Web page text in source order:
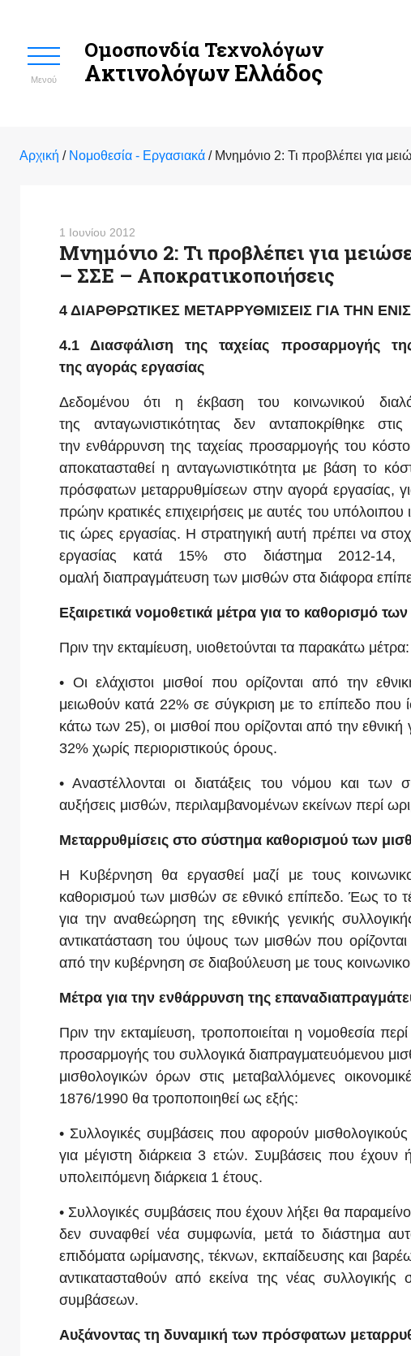
Μενού
Ομοσπονδία Τεχνολόγων
Ακτινολόγων Ελλάδος
Αρχική / Νομοθεσία - Εργασιακά / Μνημόνιο 2: Τι προβλέπει για
1 Ιουνίου 2012
Μνημόνιο 2: Τι προβλέπει για
– ΣΣΕ – Αποκρατικοποιήσεις
4 ΔΙΑΡΘΡΩΤΙΚΕΣ ΜΕΤΑΡΡΥΘΜΙΣΕΙΣ ΓΙΑ ΤΗΝ
4.1 Διασφάλιση της ταχείας προσαρμογής
της αγοράς εργασίας
Δεδομένου ότι η έκβαση του κοινωνικού
της ανταγωνιστικότητας δεν ανταποκρίθηκε
την ενθάρρυνση της ταχείας προσαρμογής του
αποκατασταθεί η ανταγωνιστικότητα με βάση το
πρόσφατων μεταρρυθμίσεων στην αγορά εργασίας,
πρώην κρατικές επιχειρήσεις με αυτές του υπόλοιπου
τις ώρες εργασίας. Η στρατηγική αυτή πρέπει να
εργασίας κατά 15% στο διάστημα 2012-
ομαλή διαπραγμάτευση των μισθών στα διάφορα
Εξαιρετικά νομοθετικά μέτρα για το καθορισμό
Πριν την εκταμίευση, υιοθετούνται τα παρακάτω μέτρα:
• Οι ελάχιστοι μισθοί που ορίζονται από την
μειωθούν κατά 22% σε σύγκριση με το επίπεδο που
κάτω των 25), οι μισθοί που ορίζονται από την
32% χωρίς περιοριστικούς όρους.
• Αναστέλλονται οι διατάξεις του νόμου και
αυξήσεις μισθών, περιλαμβανομένων εκείνων περί
Μεταρρυθμίσεις στο σύστημα καθορισμού των
Η Κυβέρνηση θα εργασθεί μαζί με τους
καθορισμού των μισθών σε εθνικό επίπεδο. Έως το
για την αναθεώρηση της εθνικής γενικής
αντικατάσταση του ύψους των μισθών που
από την κυβέρνηση σε διαβούλευση με τους
Μέτρα για την ενθάρρυνση της
Πριν την εκταμίευση, τροποποιείται η νομοθεσία
προσαρμογής του συλλογικά διαπραγματευόμενου
μισθολογικών όρων στις μεταβαλλόμενες
1876/1990 θα τροποποιηθεί ως εξής:
• Συλλογικές συμβάσεις που αφορούν
για μέγιστη διάρκεια 3 ετών. Συμβάσεις που
υπολειπόμενη διάρκεια 1 έτους.
• Συλλογικές συμβάσεις που έχουν λήξει θα
δεν συναφθεί νέα συμφωνία, μετά το διάστημα
επιδόματα ωρίμανσης, τέκνων, εκπαίδευσης και
αντικατασταθούν από εκείνα της νέας
συμβάσεων.
Αυξάνοντας τη δυναμική των πρόσφατων